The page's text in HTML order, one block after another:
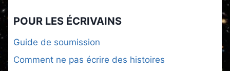
POUR LES ÉCRIVAINS
Guide de soumission
Comment ne pas écrire des histoires